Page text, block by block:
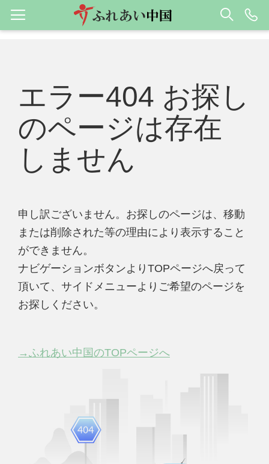
エラー404 お探し
のページは存在
しません
申し訳ございません。お探しのページは、移動
または削除された等の理由により表示すること
ができません。
ナビゲーションボタンよりTOPページへ戻って
頂いて、サイドメニューよりご希望のページを
お探しください。
→ふれあい中国のTOPページへ